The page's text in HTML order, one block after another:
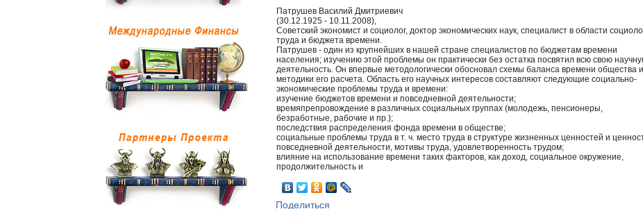
Патрушев Василий Дмитриевич
(30.12.1925 - 10.11.2008),
Советский экономист и социолог, доктор экономических наук, специалист в области
труда и бюджета времени.
Патрушев - один из крупнейших в нашей стране специалистов по бюджетам времени
населения; изучению этой проблемы он практически без остатка посвятил всю свою
деятельность. Он впервые методологически обосновал схемы баланса времени общества и
методики его расчета. Область его научных интересов составляют следующие социально-
экономические проблемы труда и времени:
изучение бюджетов времени и повседневной деятельности;
времяпрепровождение в различных социальных группах (молодежь, пенсионеры,
безработные, рабочие и пр.);
последствия распределения фонда времени в обществе;
социальные проблемы труда в т. ч. место труда в структуре жизненных ценностей и
повседневной деятельности, мотивы труда, удовлетворенность трудом;
влияние на использование времени таких факторов, как доход, социальное окружение,
продолжительность и
Поделиться